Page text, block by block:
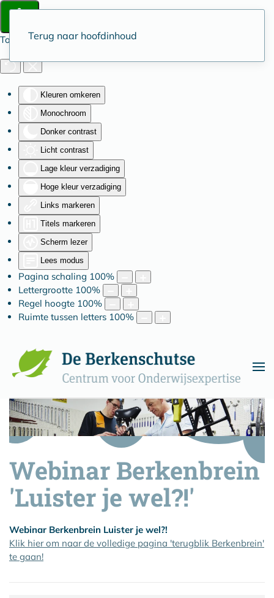
Toegankelijkheid
Kleuren omkeren
Monochroom
Donker contrast
Licht contrast
Lage kleur verzadiging
Hoge kleur verzadiging
Links markeren
Titels markeren
Scherm lezer
Lees modus
Pagina schaling 100%
Lettergrootte 100%
Regel hoogte 100%
Ruimte tussen letters 100%
Terug naar hoofdinhoud
Webinar Berkenbrein
'Luister je wel?!'
Webinar Berkenbrein Luister je wel?!
Klik hier om naar de volledige pagina 'terugblik Berkenbrein'
te gaan!